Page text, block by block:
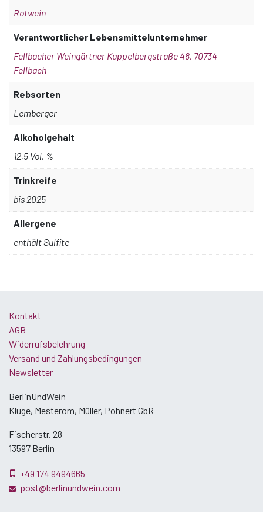
Rotwein
Verantwortlicher Lebensmittelunternehmer
Fellbacher Weingärtner Kappelbergstraße 48, 70734
Fellbach
Rebsorten
Lemberger
Alkoholgehalt
12,5 Vol. %
Trinkreife
bis 2025
Allergene
enthält Sulfite
Kontakt
AGB
Widerrufsbelehrung
Versand und Zahlungsbedingungen
Newsletter
BerlinUndWein
Kluge, Mesterom, Müller, Pohnert GbR
Fischerstr. 28
13597 Berlin
+49 174 9494665
post@berlinundwein.com